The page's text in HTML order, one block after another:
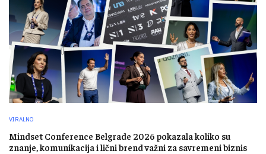
VIRALNO
Mindset Conference Belgrade 2026 pokazala koliko su
znanje, komunikacija i lični brend važni za savremeni biznis